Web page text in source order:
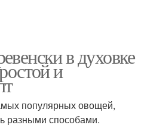
в духовке
и
популярных овощей,
разными способами.